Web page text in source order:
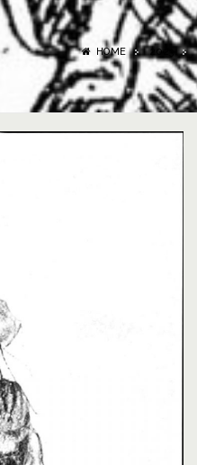
HOME 2023